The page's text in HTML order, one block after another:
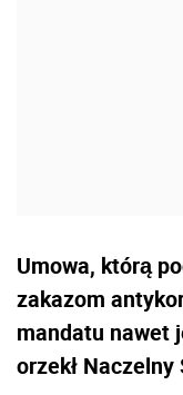
Umowa, którą
zakazom
mandatu nawet
orzekł